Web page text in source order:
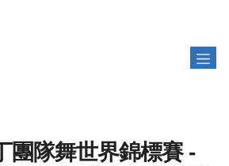
團隊舞世界錦標賽 -